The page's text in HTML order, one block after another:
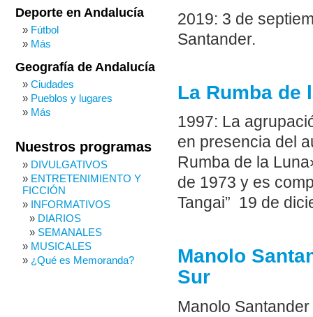
2019: 3 de
Santander.
La Rumba de
1997: La
en presencia del
Rumba de la
de 1973 y es
Tangai” 19 de
Manolo
Sur
Manolo
Deporte en Andalucía
Fútbol
Más
Geografía de Andalucía
Ciudades
Pueblos y lugares
Más
Nuestros programas
DIVULGATIVOS
ENTRETENIMIENTO Y
FICCIÓN
INFORMATIVOS
DIARIOS
SEMANALES
MUSICALES
¿Qué es Memoranda?